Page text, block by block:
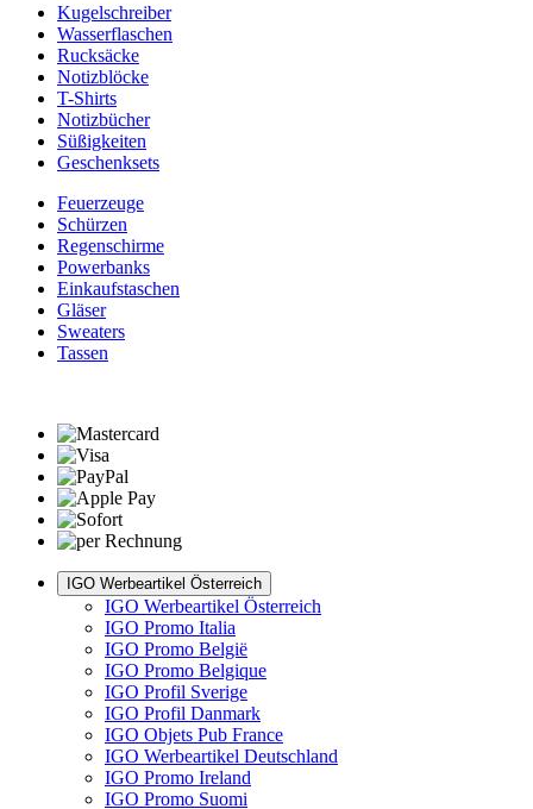
Kugelschreiber
Wasserflaschen
Rucksäcke
Notizblöcke
T-Shirts
Notizbücher
Süßigkeiten
Geschenksets
Feuerzeuge
Schürzen
Regenschirme
Powerbanks
Einkaufstaschen
Gläser
Sweaters
Tassen
IGO Werbeartikel Österreich
IGO Werbeartikel Österreich
IGO Promo Italia
IGO Promo België
IGO Promo Belgique
IGO Profil Sverige
IGO Profil Danmark
IGO Objets Pub France
IGO Werbeartikel Deutschland
IGO Promo Ireland
IGO Promo Suomi